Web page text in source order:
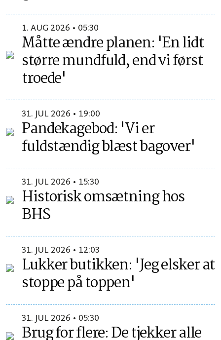
1. AUG 2026 • 05:30
Måtte ændre planen: 'En lidt
større mundfuld, end vi først
troede'
31. JUL 2026 • 19:00
Pandekagebod: 'Vi er
fuldstændig blæst bagover'
31. JUL 2026 • 15:30
Historisk omsætning hos
BHS
31. JUL 2026 • 12:03
Lukker butikken: 'Jeg elsker at
stoppe på toppen'
31. JUL 2026 • 05:30
Brug for flere: De tjekker alle